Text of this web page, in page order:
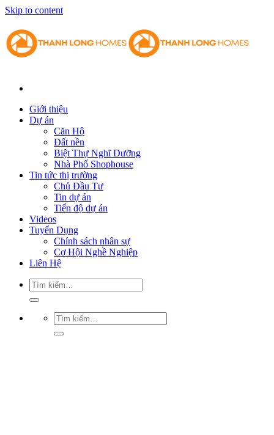
Skip to content
Giới thiệu
Dự án
Căn Hộ
Đất nền
Biệt Thự Nghĩ Dưỡng
Nhà Phố Shophouse
Tin tức thị trường
Chủ Đầu Tư
Tin dự án
Tiến độ dự án
Videos
Tuyển Dụng
Chính sách nhân sự
Cơ Hội Nghề Nghiệp
Liên Hệ